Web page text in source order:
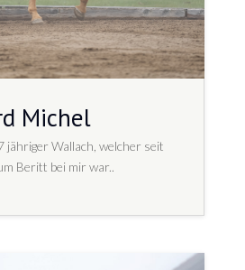
Michel
jähriger Wallach, welcher seit
Beritt bei mir war..